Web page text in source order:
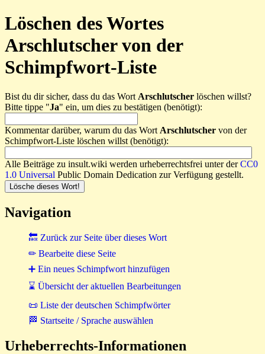
Löschen des Wortes
Arschlutscher von der
Schimpfwort-Liste
Bist du dir sicher, dass du das Wort Arschlutscher löschen willst?
Bitte tippe "Ja" ein, um dies zu bestätigen (benötigt):
Kommentar darüber, warum du das Wort Arschlutscher von der
Schimpfwort-Liste löschen willst (benötigt):
Alle Beiträge zu insult.wiki werden urheberrechtsfrei unter derCC0
1.0 Universal Public Domain Dedication zur Verfügung gestellt.
Navigation
🔙 Zurück zur Seite über dieses Wort
✏ Bearbeite diese Seite
➕ Ein neues Schimpfwort hinzufügen
⌛ Übersicht der aktuellen Bearbeitungen
📜 Liste der deutschen Schimpfwörter
🏁 Startseite / Sprache auswählen
Urheberrechts-Informationen